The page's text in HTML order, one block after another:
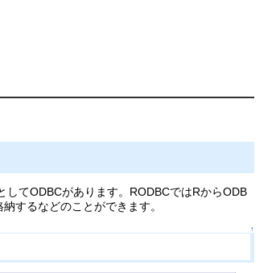
てODBCがあります。RODBCではRからODB
するなどのことができます。
↑